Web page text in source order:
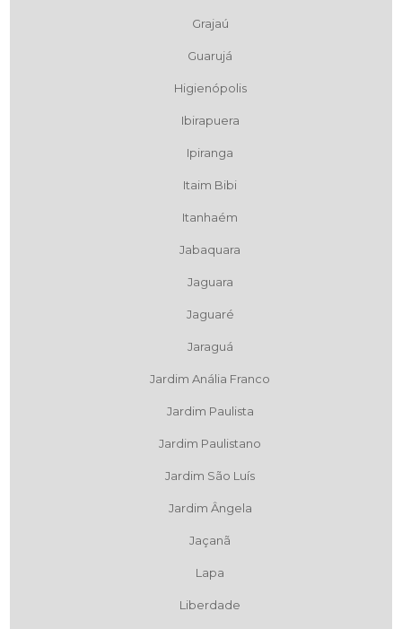
Grajaú
Guarujá
Higienópolis
Ibirapuera
Ipiranga
Itaim Bibi
Itanhaém
Jabaquara
Jaguara
Jaguaré
Jaraguá
Jardim Anália Franco
Jardim Paulista
Jardim Paulistano
Jardim São Luís
Jardim Ângela
Jaçanã
Lapa
Liberdade